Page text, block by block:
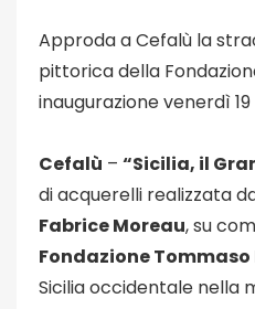
Approda a Cefalù la
pittorica della
inaugurazione venerdì 19
Cefalù – “Sicilia, il
di acquerelli realizzata
Fabrice Moreau, su
Fondazione
Sicilia occidentale nella